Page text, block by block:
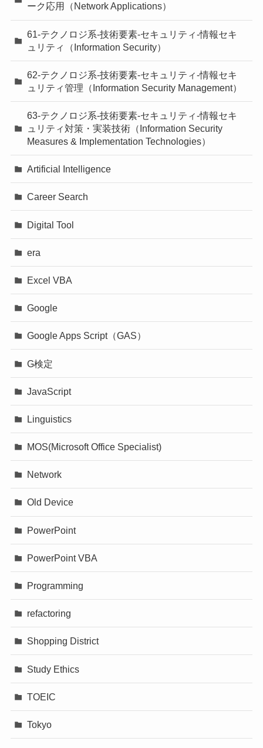
ーク応用（Network Applications）
61-テクノロジ系-技術要素-セキュリティ-情報セキ
ュリティ（Information Security）
62-テクノロジ系-技術要素-セキュリティ-情報セキ
ュリティ管理（Information Security Management）
63-テクノロジ系-技術要素-セキュリティ-情報セキ
ュリティ対策・実装技術（Information Security
Measures & Implementation Technologies）
Artificial Intelligence
Career Search
Digital Tool
era
Excel VBA
Google
Google Apps Script（GAS）
G検定
JavaScript
Linguistics
MOS(Microsoft Office Specialist)
Network
Old Device
PowerPoint
PowerPoint VBA
Programming
refactoring
Shopping District
Study Ethics
TOEIC
Tokyo